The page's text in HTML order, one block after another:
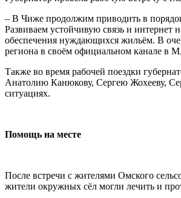
– В Чиже продолжим приводить в
Развиваем устойчивую связь и
обеспечения нуждающихся жильём. В
региона в своём официальном канале в
Также во время рабочей поездки
Анатолию Канюкову, Сергею Жохееву,
ситуациях.
Помощь на месте
После встречи с жителями Омского
жители окружных сёл могли лечить и